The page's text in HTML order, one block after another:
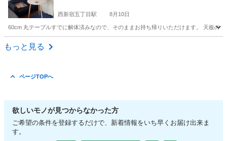
西新宿五丁目駅 8月10日
60cm 丸テーブルすでに解体済みなので、そのままお持ち帰りいただけます。 天板の
東京 新宿区
もっと見る
ページTOPへ
欲しいモノが見つからなかった方
ご希望の条件を登録するだけで、新着情報をいち早くお届け出来ま
す。